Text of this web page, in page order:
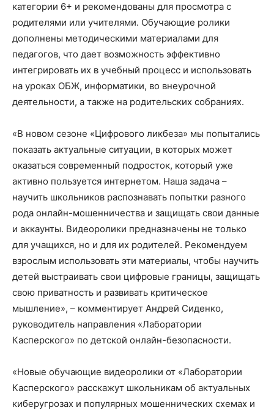
категории 6+ и рекомендованы для просмотра с
родителями или учителями. Обучающие ролики
дополнены методическими материалами для
педагогов, что дает возможность эффективно
интегрировать их в учебный процесс и использовать
на уроках ОБЖ, информатики, во внеурочной
деятельности, а также на родительских собраниях.
«В новом сезоне «Цифрового ликбеза» мы попытались
показать актуальные ситуации, в которых может
оказаться современный подросток, который уже
активно пользуется интернетом. Наша задача –
научить школьников распознавать попытки разного
рода онлайн-мошенничества и защищать свои данные
и аккаунты. Видеоролики предназначены не только
для учащихся, но и для их родителей. Рекомендуем
взрослым использовать эти материалы, чтобы научить
детей выстраивать свои цифровые границы, защищать
свою приватность и развивать критическое
мышление», – комментирует Андрей Сиденко,
руководитель направления «Лаборатории
Касперского» по детской онлайн-безопасности.
«Новые обучающие видеоролики от «Лаборатории
Касперского» расскажут школьникам об актуальных
киберугрозах и популярных мошеннических схемах и